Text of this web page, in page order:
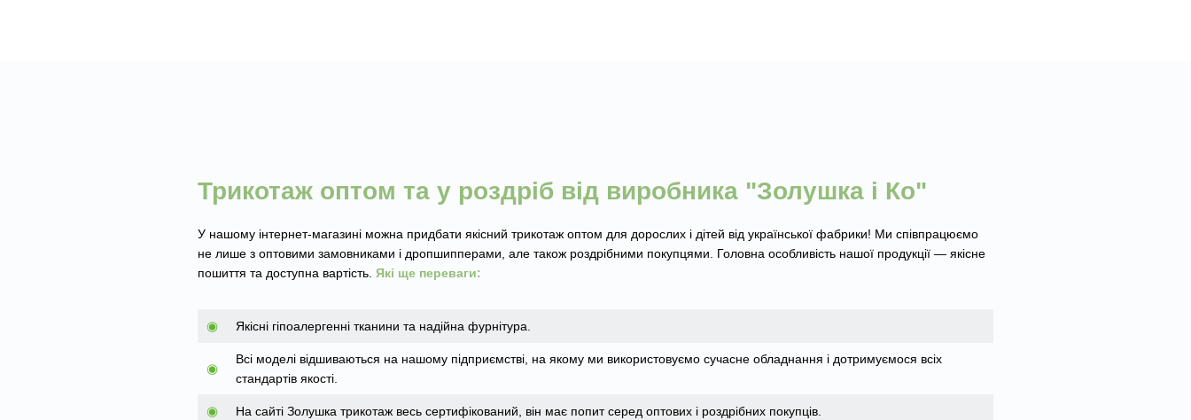
Трикотаж оптом та у роздріб від виробника "Золушка і Ко"
У нашому інтернет-магазині можна придбати якісний трикотаж оптом для дорослих і дітей від української фабрики! Ми співпрацюємо
не лише з оптовими замовниками і дропшипперами, але також роздрібними покупцями. Головна особливість нашої продукції — якісне
пошиття та доступна вартість. Які ще переваги:
◉ Якісні гіпоалергенні тканини та надійна фурнітура.
◉
Всі моделі відшиваються на нашому підприємстві, на якому ми використовуємо сучасне обладнання і дотримуємося всіх
стандартів якості.
◉ На сайті Золушка трикотаж весь сертифікований, він має попит серед оптових і роздрібних покупців.